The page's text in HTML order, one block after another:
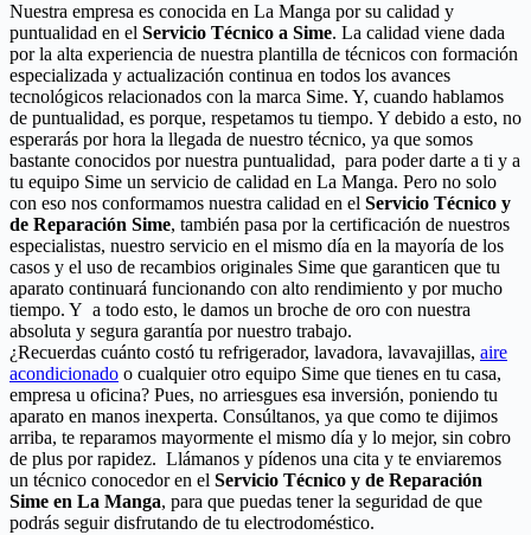
Nuestra empresa es conocida en La Manga por su calidad y
puntualidad en el Servicio Técnico a Sime. La calidad viene dada
por la alta experiencia de nuestra plantilla de técnicos con formación
especializada y actualización continua en todos los avances
tecnológicos relacionados con la marca Sime. Y, cuando hablamos
de puntualidad, es porque, respetamos tu tiempo. Y debido a esto, no
esperarás por hora la llegada de nuestro técnico, ya que somos
bastante conocidos por nuestra puntualidad, para poder darte a ti y a
tu equipo Sime un servicio de calidad en La Manga. Pero no solo
con eso nos conformamos nuestra calidad en el Servicio Técnico y
de Reparación Sime, también pasa por la certificación de nuestros
especialistas, nuestro servicio en el mismo día en la mayoría de los
casos y el uso de recambios originales Sime que garanticen que tu
aparato continuará funcionando con alto rendimiento y por mucho
tiempo. Y a todo esto, le damos un broche de oro con nuestra
absoluta y segura garantía por nuestro trabajo.
¿Recuerdas cuánto costó tu refrigerador, lavadora, lavavajillas, aire
acondicionado o cualquier otro equipo Sime que tienes en tu casa,
empresa u oficina? Pues, no arriesgues esa inversión, poniendo tu
aparato en manos inexperta. Consúltanos, ya que como te dijimos
arriba, te reparamos mayormente el mismo día y lo mejor, sin cobro
de plus por rapidez. Llámanos y pídenos una cita y te enviaremos
un técnico conocedor en el Servicio Técnico y de Reparación
Sime en La Manga, para que puedas tener la seguridad de que
podrás seguir disfrutando de tu electrodoméstico.